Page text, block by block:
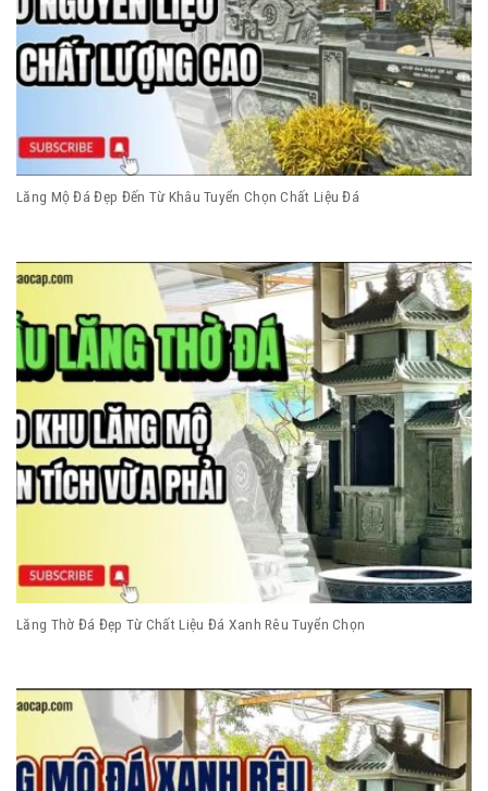
Lăng Mộ Đá Đẹp Đến Từ Khâu Tuyển Chọn Chất Liệu Đá
Lăng Thờ Đá Đẹp Từ Chất Liệu Đá Xanh Rêu Tuyển Chọn